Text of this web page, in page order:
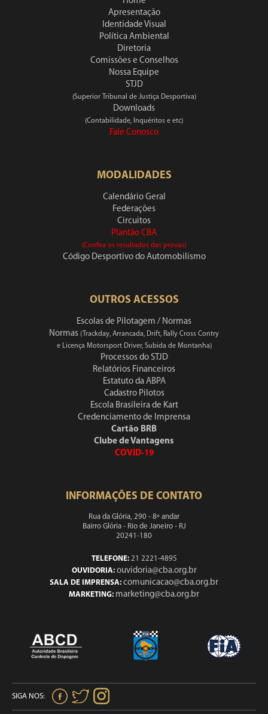
Apresentação
Identidade Visual
Política Ambiental
Diretoria
Comissões e Conselhos
Nossa Equipe
STJD
(Superior Tribunal de Justiça Desportiva)
Downloads
(Contabilidade, Inquéritos e etc)
Fale Conosco
MODALIDADES
Calendário Geral
Federações
Circuitos
Plantão CBA
(Confira os resultados das provas)
Código Desportivo do Automobilismo
OUTROS ACESSOS
Escolas de Pilotagem / Normas
Normas (Trackday, Arrancada, Drift, Rally Cross Contry
e Licença Motorsport Driver, Subida de Montanha)
Processos do STJD
Relatórios Financeiros
Estatuto da ABPA
Cadastro Pilotos
Escola Brasileira de Kart
Credenciamento de Imprensa
Cartão BRB
Clube de Vantagens
COVID-19
INFORMAÇÕES DE CONTATO
Rua da Glória, 290 - 8º andar
Bairro Glória - Rio de Janeiro - RJ
20241-180
TELEFONE:21 2221-4895
OUVIDORIA: ouvidoria@cba.org.br
SALA DE IMPRENSA: comunicacao@cba.org.br
MARKETING: marketing@cba.org.br
SIGA NOS: